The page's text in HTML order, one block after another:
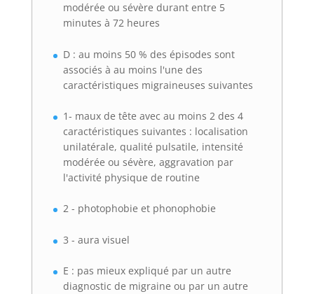
modérée ou sévère durant entre 5
minutes à 72 heures
D : au moins 50 % des épisodes sont
associés à au moins l'une des
caractéristiques migraineuses suivantes
1- maux de tête avec au moins 2 des 4
caractéristiques suivantes : localisation
unilatérale, qualité pulsatile, intensité
modérée ou sévère, aggravation par
l'activité physique de routine
2 - photophobie et phonophobie
3 - aura visuel
E : pas mieux expliqué par un autre
diagnostic de migraine ou par un autre